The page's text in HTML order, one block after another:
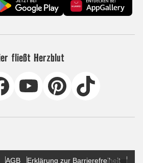
fließt Herzblut
AGB Erklärung zur Barrierefreiheit